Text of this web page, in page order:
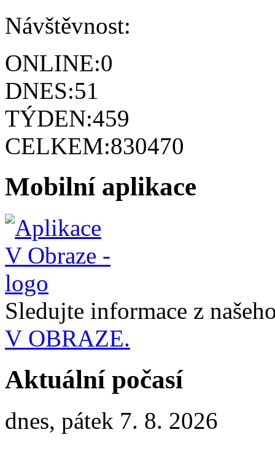
Návštěvnost:
ONLINE:0
DNES:51
TÝDEN:459
CELKEM:830470
Mobilní aplikace
Sledujte informace z
V OBRAZE.
Aktuální počasí
dnes, pátek 7. 8. 2026